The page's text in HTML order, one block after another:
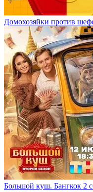
Домохозяйки против
Большой куш. Бангкок 2